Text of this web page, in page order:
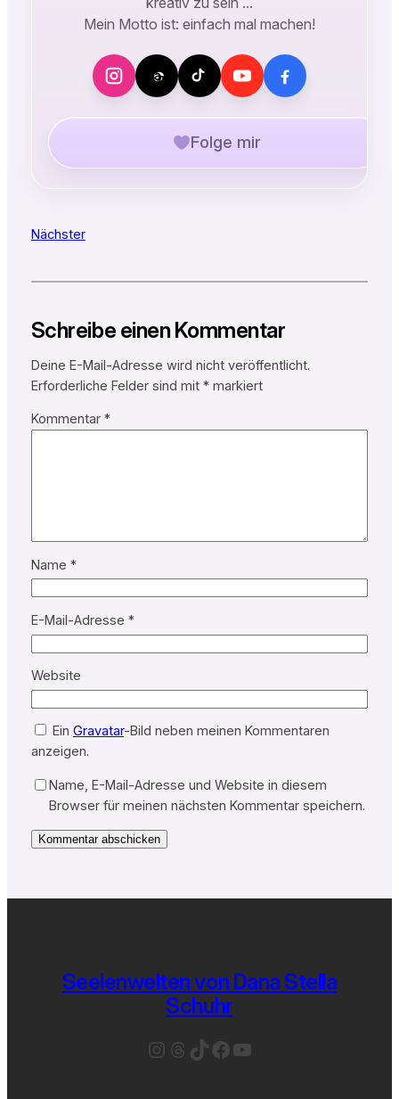
Mein Motto ist: einfach mal machen!
Folge mir
Nächster
Schreibe einen Kommentar
Deine E-Mail-Adresse wird nicht veröffentlicht.
Erforderliche Felder sind mit *markiert
Kommentar *
Name *
E-Mail-Adresse *
Website
Ein Gravatar-Bild neben meinen Kommentaren
anzeigen.
Name, E-Mail-Adresse und Website in diesem
Browser für meinen nächsten Kommentar speichern.
Seelenwelten von Dana Stella
Schuhr
Instagram
Threads
TikTok
Facebook
YouTube